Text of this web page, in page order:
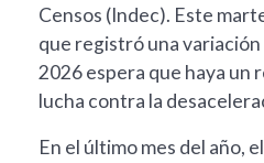
Censos (Indec). Este
que registró una
2026 espera que haya un
lucha contra la
En el último mes del año,